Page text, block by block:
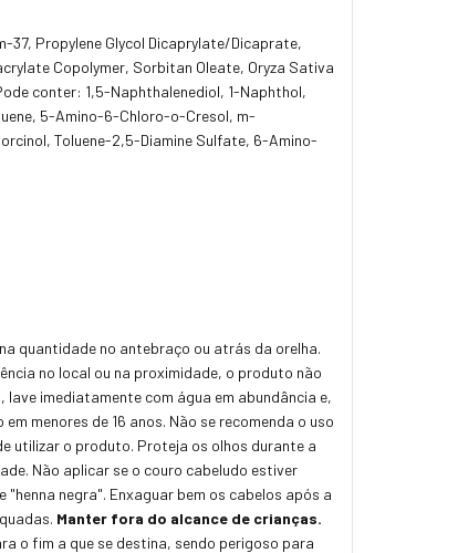
37, Propylene Glycol Dicaprylate/Dicaprate,
Copolymer, Sorbitan Oleate, Oryza Sativa
conter: 1,5-Naphthalenediol, 1-Naphthol,
5-Amino-6-Chloro-o-Cresol, m-
Toluene-2,5-Diamine Sulfate, 6-Amino-
quantidade no antebraço ou atrás da orelha.
no local ou na proximidade, o produto não
imediatamente com água em abundância e,
menores de 16 anos. Não se recomenda o uso
utilizar o produto. Proteja os olhos durante a
Não aplicar se o couro cabeludo estiver
negra". Enxaguar bem os cabelos após a
Manter fora do alcance de crianças.
o fim a que se destina, sendo perigoso para